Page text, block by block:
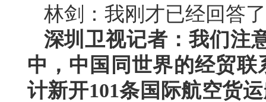
林剑：我刚才已经回答
深圳卫视记者：我们注
中，中国同世界的经贸
计新开101条国际航空货